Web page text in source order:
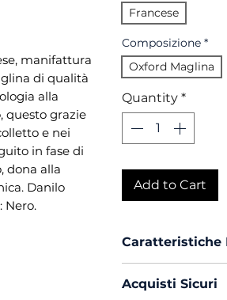
manifattura
di qualità
alla
questo grazie
e nei
in fase di
dona alla
Danilo
Nero.
Francese
Composizione *
Oxford Maglina
Quantity *
Add to Cart
Caratteristiche
Collo :
Acquisti Sicuri